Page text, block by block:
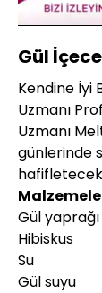
Sesi
Aç
Gül
Kendine İyi
Uzmanı
Uzmanı
günlerinde
Gül yaprağı
Hibiskus
Su
Gül suyu